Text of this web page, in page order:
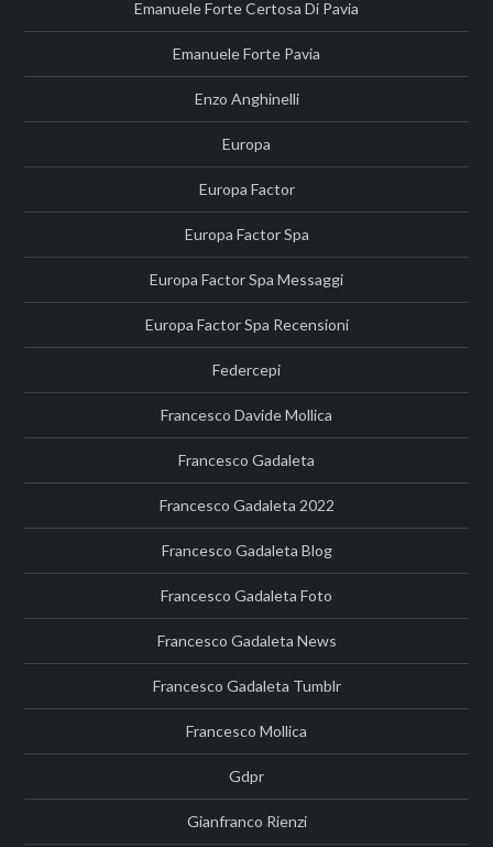
Emanuele Forte Certosa Di Pavia
Emanuele Forte Pavia
Enzo Anghinelli
Europa
Europa Factor
Europa Factor Spa
Europa Factor Spa Messaggi
Europa Factor Spa Recensioni
Federcepi
Francesco Davide Mollica
Francesco Gadaleta
Francesco Gadaleta 2022
Francesco Gadaleta Blog
Francesco Gadaleta Foto
Francesco Gadaleta News
Francesco Gadaleta Tumblr
Francesco Mollica
Gdpr
Gianfranco Rienzi